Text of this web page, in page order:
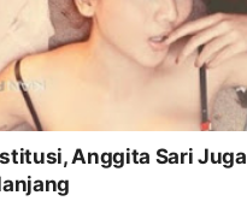
Anggita Sari Juga